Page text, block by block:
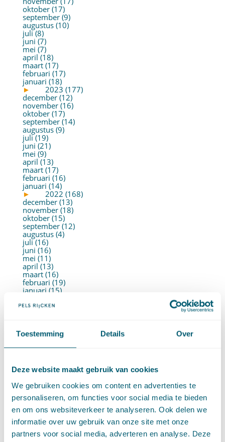
Toestemming Details Over
Deze website maakt gebruik van cookies
We gebruiken cookies om content en advertenties te
personaliseren, om functies voor social media te bieden
en om ons websiteverkeer te analyseren. Ook delen we
informatie over uw gebruik van onze site met onze
partners voor social media, adverteren en analyse. Deze
oktober (17)
september (9)
augustus (10)
juli (8)
juni (7)
mei (7)
april (18)
maart (17)
februari (17)
januari (18)
►
2023 (177)
december (12)
november (16)
oktober (17)
september (14)
augustus (9)
juli (19)
juni (21)
mei (9)
april (13)
maart (17)
februari (16)
januari (14)
►
2022 (168)
december (13)
november (18)
oktober (15)
september (12)
augustus (4)
juli (16)
juni (16)
mei (11)
april (13)
maart (16)
februari (19)
januari (15)
december (15)
september (4)
augustus (7)
juli (4)
april (11)
februari (11)
januari (15)
►
2020 (154)
december (6)
november (14)
oktober (14)
september (8)